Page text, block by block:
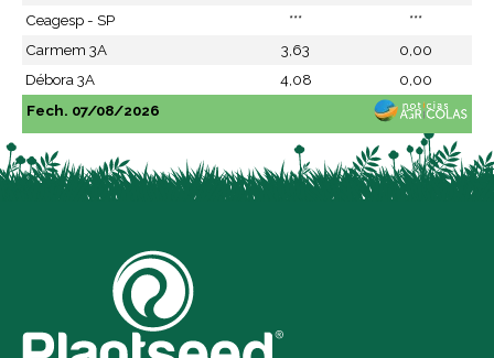
Ceagesp - SP
***
***
Carmem 3A
3,63
0,00
Débora 3A
4,08
0,00
Fech. 07/08/2026